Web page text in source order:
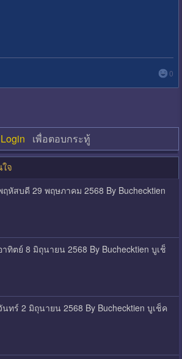
0
Login เพื่อตอบกระทู้
จ
หัสบดี 29 พฤษภาคม 2568 By Buchecktien
ทิตย์ 8 มิถุนายน 2568 By Buchecktien บูเช็
ทร์ 2 มิถุนายน 2568 By Buchecktien บูเช็ค